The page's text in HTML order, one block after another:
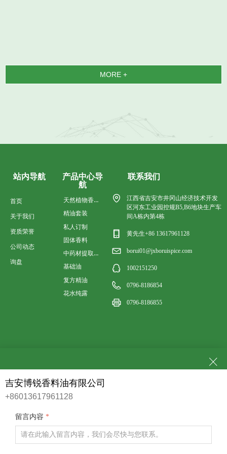
MORE +
ꁲ
留言内容 *
吉安博锐香料油有限公司
+86013617961128
首页
关于我们
资质荣誉
公司动态
询盘
站内导航
天然植物香料油
精油套装
私人订制
固体香料
中药材提取香料油
基础油
复方精油
花水纯露
产品中心导
航
联系我们
江西省吉安市井冈山经济技术开发
区河东工业园控规B5,B6地块生产车
间A栋内第4栋
黄先生+86 13617961128
borui01@jxboruispice.com
1002151250
0796-8186854
0796-8186855
社交平台